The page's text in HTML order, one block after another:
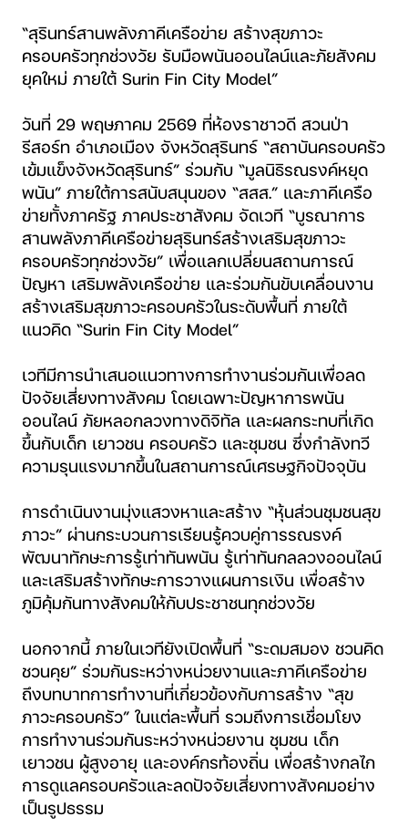
“สุรินทร์สานพลังภาคีเครือข่าย สร้างสุขภาวะ
ครอบครัวทุกช่วงวัย รับมือพนันออนไลน์และภัยสังคม
ยุคใหม่ ภายใต้ Surin Fin City Model”
วันที่ 29 พฤษภาคม 2569 ที่ห้องราชาวดี สวนป่า
รีสอร์ท อำเภอเมือง จังหวัดสุรินทร์ “สถาบันครอบครัว
เข้มแข็งจังหวัดสุรินทร์” ร่วมกับ “มูลนิธิรณรงค์หยุด
พนัน” ภายใต้การสนับสนุนของ “สสส.” และภาคีเครือ
ข่ายทั้งภาครัฐ ภาคประชาสังคม จัดเวที “บูรณาการ
สานพลังภาคีเครือข่ายสุรินทร์สร้างเสริมสุขภาวะ
ครอบครัวทุกช่วงวัย” เพื่อแลกเปลี่ยนสถานการณ์
ปัญหา เสริมพลังเครือข่าย และร่วมกันขับเคลื่อนงาน
สร้างเสริมสุขภาวะครอบครัวในระดับพื้นที่ ภายใต้
แนวคิด “Surin Fin City Model”
เวทีมีการนำเสนอแนวทางการทำงานร่วมกันเพื่อลด
ปัจจัยเสี่ยงทางสังคม โดยเฉพาะปัญหาการพนัน
ออนไลน์ ภัยหลอกลวงทางดิจิทัล และผลกระทบที่เกิด
ขึ้นกับเด็ก เยาวชน ครอบครัว และชุมชน ซึ่งกำลังทวี
ความรุนแรงมากขึ้นในสถานการณ์เศรษฐกิจปัจจุบัน
การดำเนินงานมุ่งแสวงหาและสร้าง “หุ้นส่วนชุมชนสุข
ภาวะ” ผ่านกระบวนการเรียนรู้ควบคู่การรณรงค์
พัฒนาทักษะการรู้เท่าทันพนัน รู้เท่าทันกลลวงออนไลน์
และเสริมสร้างทักษะการวางแผนการเงิน เพื่อสร้าง
ภูมิคุ้มกันทางสังคมให้กับประชาชนทุกช่วงวัย
นอกจากนี้ ภายในเวทียังเปิดพื้นที่ “ระดมสมอง ชวนคิด
ชวนคุย” ร่วมกันระหว่างหน่วยงานและภาคีเครือข่าย
ถึงบทบาทการทำงานที่เกี่ยวข้องกับการสร้าง “สุข
ภาวะครอบครัว” ในแต่ละพื้นที่ รวมถึงการเชื่อมโยง
การทำงานร่วมกันระหว่างหน่วยงาน ชุมชน เด็ก
เยาวชน ผู้สูงอายุ และองค์กรท้องถิ่น เพื่อสร้างกลไก
การดูแลครอบครัวและลดปัจจัยเสี่ยงทางสังคมอย่าง
เป็นรูปธรรม